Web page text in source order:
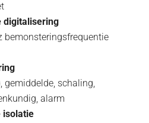
digitalisering
bemonsteringsfrequentie
gemiddelde, schaling,
alarm
isolatie